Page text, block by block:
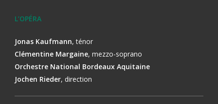
L’OPÉRA
Jonas Kaufmann, ténor
Clémentine Margaine, mezzo-soprano
Orchestre National Bordeaux Aquitaine
Jochen Rieder, direction